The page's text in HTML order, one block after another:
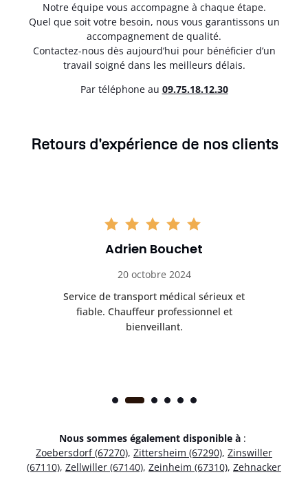
Notre équipe vous accompagne à chaque étape.
Quel que soit votre besoin, nous vous garantissons un
accompagnement de qualité.
Contactez-nous dès aujourd’hui pour bénéficier d’un
travail soigné dans les meilleurs délais.
Par téléphone au 09.75.18.12.30
Retours d'expérience de nos clients
Adrien Bouchet
20 octobre 2024
Service de transport médical sérieux et
fiable. Chauffeur professionnel et
bienveillant.
Nous sommes également disponible à :
Zoebersdorf (67270), Zittersheim (67290), Zinswiller
(67110), Zellwiller (67140), Zeinheim (67310), Zehnacker